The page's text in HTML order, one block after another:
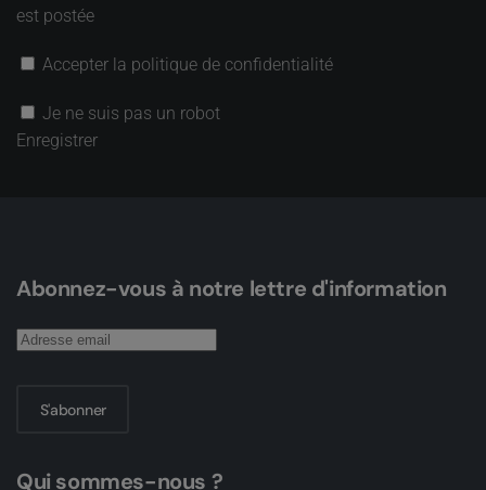
est postée
Accepter la politique de confidentialité
Je ne suis pas un robot
Enregistrer
Abonnez-vous à notre lettre d'information
S'abonner
Qui sommes-nous ?